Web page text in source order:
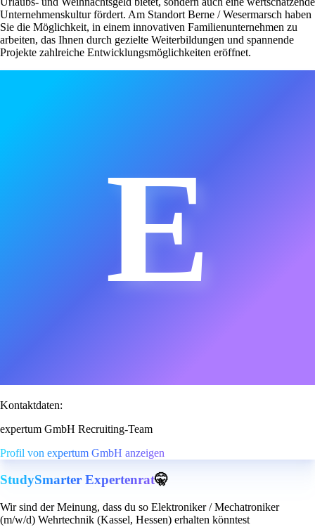
Unternehmenskultur fördert. Am Standort Berne / Wesermarsch haben
Sie die Möglichkeit, in einem innovativen Familienunternehmen zu
arbeiten, das Ihnen durch gezielte Weiterbildungen und spannende
Projekte zahlreiche Entwicklungsmöglichkeiten eröffnet.
E
Kontaktdaten:
expertum GmbH Recruiting-Team
Profil von expertum GmbH anzeigen
StudySmarter Expertenrat🤫
Wir sind der Meinung, dass du so Elektroniker / Mechatroniker
(m/w/d) Wehrtechnik (Kassel, Hessen) erhalten könntest